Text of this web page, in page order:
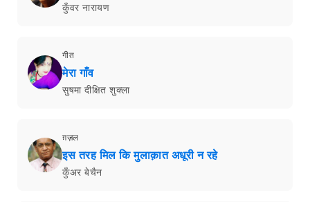
कुँवर नारायण
गीत
मेरा गाँव
सुषमा दीक्षित शुक्ला
ग़ज़ल
इस तरह मिल कि मुलाक़ात अधूरी न रहे
कुँअर बेचैन